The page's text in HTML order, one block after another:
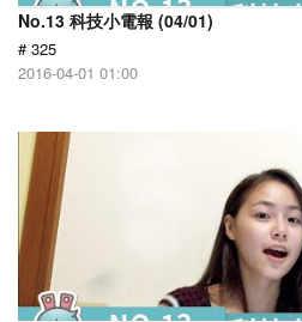
No.13 科技小電報 (04/01)
# 325
2016-04-01 01:00